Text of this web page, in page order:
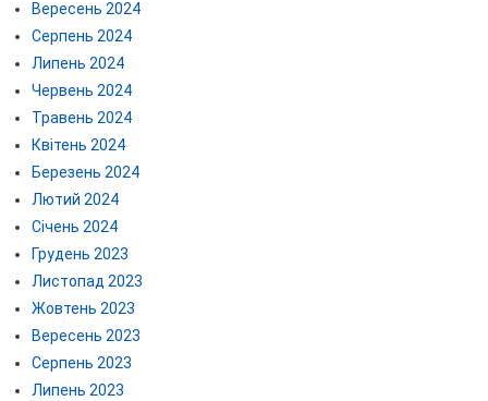
Вересень 2024
Серпень 2024
Липень 2024
Червень 2024
Травень 2024
Квітень 2024
Березень 2024
Лютий 2024
Січень 2024
Грудень 2023
Листопад 2023
Жовтень 2023
Вересень 2023
Серпень 2023
Липень 2023